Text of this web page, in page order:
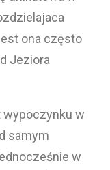
ona często
Jeziora
wypoczynku w
samym
w